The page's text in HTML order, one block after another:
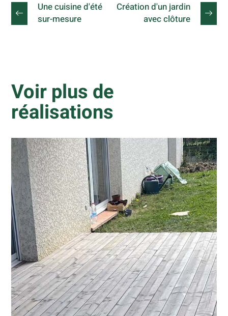
Une cuisine d'été
sur-mesure
Création d'un jardin
avec clôture
Voir plus de
réalisations
Création d’une terrasse en pin
Terrasses